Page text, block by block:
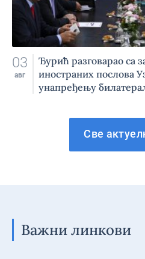
03
авг
Ђурић разговарао са
иностраних послова
унапређењу
Све
Важни линкови